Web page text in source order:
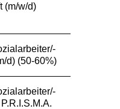
(m/w/d)
d) (50-60%)